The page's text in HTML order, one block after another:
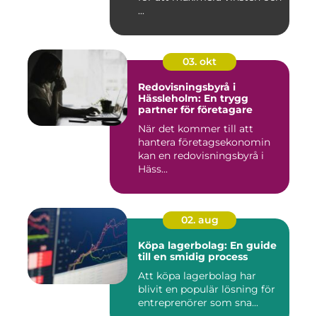
...
03. okt
Redovisningsbyrå i
Hässleholm: En trygg
partner för företagare
När det kommer till att
hantera företagsekonomin
kan en redovisningsbyrå i
Häss...
02. aug
Köpa lagerbolag: En guide
till en smidig process
Att köpa lagerbolag har
blivit en populär lösning för
entreprenörer som sna...